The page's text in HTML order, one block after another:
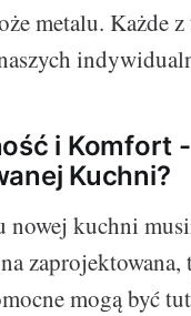
metalu. Każde
i Komfort
Kuchni?
nowej kuchni
mogą być